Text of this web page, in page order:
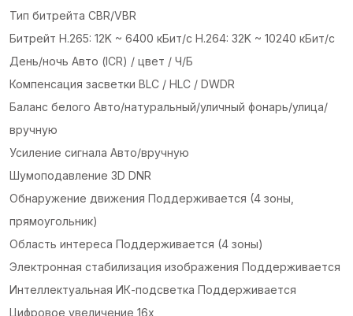
Тип битрейта CBR/VBR
Битрейт H.265: 12K ~ 6400 кБит/с H.264: 32K ~ 10240 кБит/с
День/ночь Авто (ICR) / цвет / Ч/Б
Компенсация засветки BLC / HLC / DWDR
Баланс белого Авто/натуральный/уличный фонарь/улица/
вручную
Усиление сигнала Авто/вручную
Шумоподавление 3D DNR
Обнаружение движения Поддерживается (4 зоны,
прямоугольник)
Область интереса Поддерживается (4 зоны)
Электронная стабилизация изображения Поддерживается
Интеллектуальная ИК-подсветка Поддерживается
Цифровое увеличение 16x